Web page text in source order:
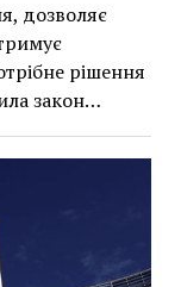
дозволяє
рішення
закон…